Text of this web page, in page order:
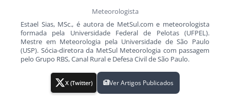
Meteorologista
Estael Sias, MSc., é autora de MetSul.com e meteorologista
formada pela Universidade Federal de Pelotas (UFPEL).
Mestre em Meteorologia pela Universidade de São Paulo
(USP). Sócia-diretora da MetSul Meteorologia com passagem
pelo Grupo RBS, Canal Rural e Defesa Civil de São Paulo.
X (Twitter) Ver Artigos Publicados